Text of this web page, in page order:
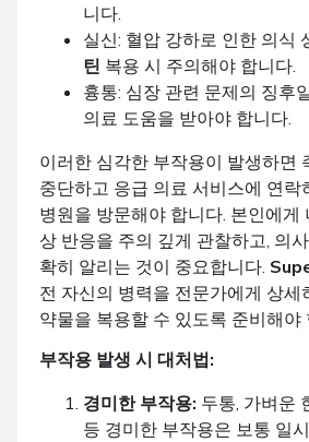
니다.
실신: 혈압 강하로 인한 의식
틴 복용 시 주의해야 합니다.
흉통: 심장 관련 문제의 징후
의료 도움을 받아야 합니다.
이러한 심각한 부작용이 발생하면
중단하고 응급 의료 서비스에 연락
병원을 방문해야 합니다. 본인에게
상 반응을 주의 깊게 관찰하고, 의
확히 알리는 것이 중요합니다.
전 자신의 병력을 전문가에게 상세
약물을 복용할 수 있도록 준비해야
부작용 발생 시 대처법:
경미한 부작용: 두통, 가벼운
등 경미한 부작용은 보통 일